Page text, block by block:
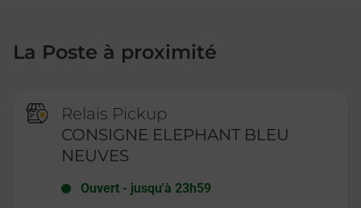
La Poste à proximité
Relais Pickup
CONSIGNE ELEPHANT BLEU
NEUVES
Ouvert - jusqu'à 23h59